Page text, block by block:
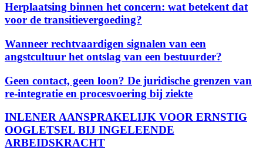
Herplaatsing binnen het concern: wat betekent dat
voor de transitievergoeding?
Wanneer rechtvaardigen signalen van een
angstcultuur het ontslag van een bestuurder?
Geen contact, geen loon? De juridische grenzen van
re-integratie en procesvoering bij ziekte
INLENER AANSPRAKELIJK VOOR ERNSTIG
OOGLETSEL BIJ INGELEENDE
ARBEIDSKRACHT